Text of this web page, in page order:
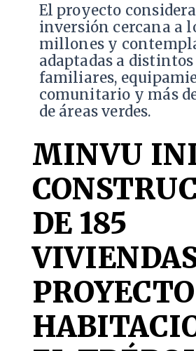
El proyecto
inversión cercana a
millones y
adaptadas a
familiares,
comunitario y más
de áreas verdes.
MINVU
DE 185
PROYECTO